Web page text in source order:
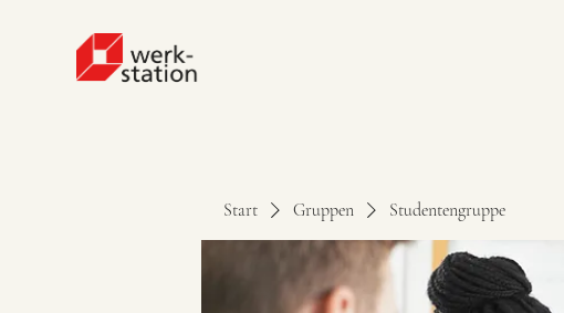
Start Gruppen Studentengruppe